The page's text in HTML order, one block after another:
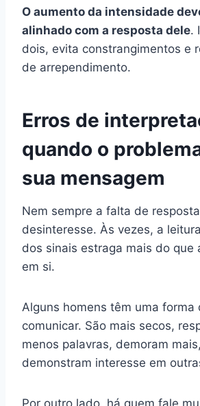
O aumento da intensidade
alinhado com a resposta dele.
dois, evita constrangimentos e
de arrependimento.
Erros de
quando o
sua mensagem
Nem sempre a falta de
desinteresse. Às vezes, a
dos sinais estraga mais do que
em si.
Alguns homens têm uma forma
comunicar. São mais secos,
menos palavras, demoram
demonstram interesse em
Por outro lado, há quem fale